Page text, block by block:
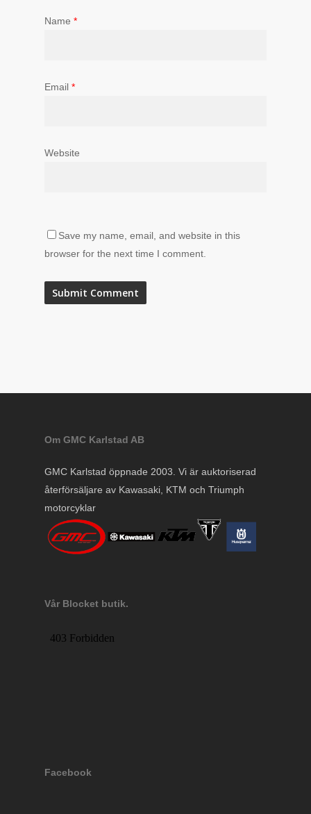
Name *
Email *
Website
Save my name, email, and website in this
browser for the next time I comment.
Om GMC Karlstad AB
GMC Karlstad öppnade 2003. Vi är auktoriserad
återförsäljare av Kawasaki, KTM och Triumph
motorcyklar
Vår Blocket butik.
Facebook